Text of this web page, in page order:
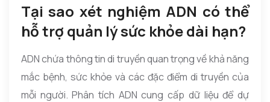
Tại sao xét nghiệm ADN có thể
hỗ trợ quản lý sức khỏe dài hạn?
ADN chứa thông tin di truyền quan trọng về khả năng
mắc bệnh, sức khỏe và các đặc điểm di truyền của
mỗi người. Phân tích ADN cung cấp dữ liệu để dự